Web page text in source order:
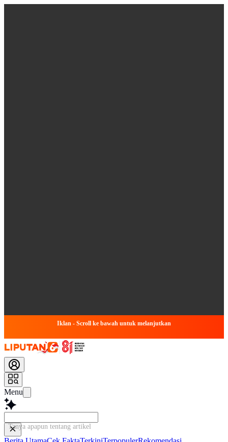
Iklan - Scroll ke bawah untuk melanjutkan
Menu
Tanya apapun tentang artikel ini...